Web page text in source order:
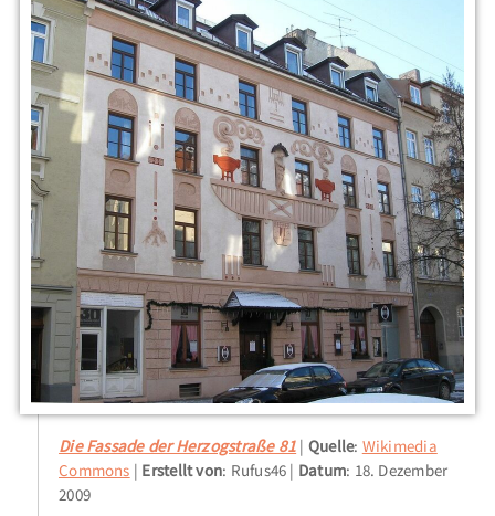
Die Fassade der Herzogstraße 81 Quelle: Wikimedia
Commons
Erstellt von: Rufus46 Datum: 18. Dezember
2009